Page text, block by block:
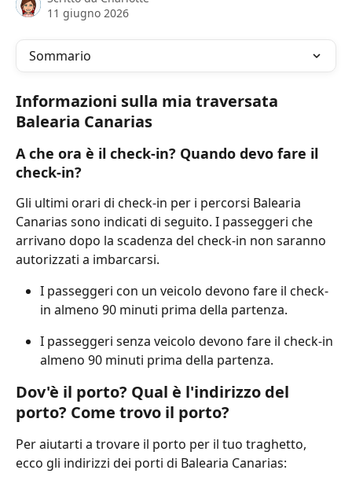
11 giugno 2026
Sommario
Informazioni sulla mia traversata
Balearia Canarias
A che ora è il check-in? Quando devo fare il
check-in?
Gli ultimi orari di check-in per i percorsi Balearia
Canarias sono indicati di seguito. I passeggeri che
arrivano dopo la scadenza del check-in non saranno
autorizzati a imbarcarsi.
I passeggeri con un veicolo devono fare il check-
in almeno 90 minuti prima della partenza.
I passeggeri senza veicolo devono fare il check-in
almeno 90 minuti prima della partenza.
Dov'è il porto? Qual è l'indirizzo del
porto? Come trovo il porto?
Per aiutarti a trovare il porto per il tuo traghetto,
ecco gli indirizzi dei porti di Balearia Canarias: